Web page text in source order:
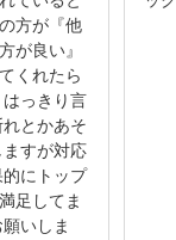
方が『他
が良い』
くれたら
っきり言
とかあそ
すが対応
にトップ
足してま
いしま